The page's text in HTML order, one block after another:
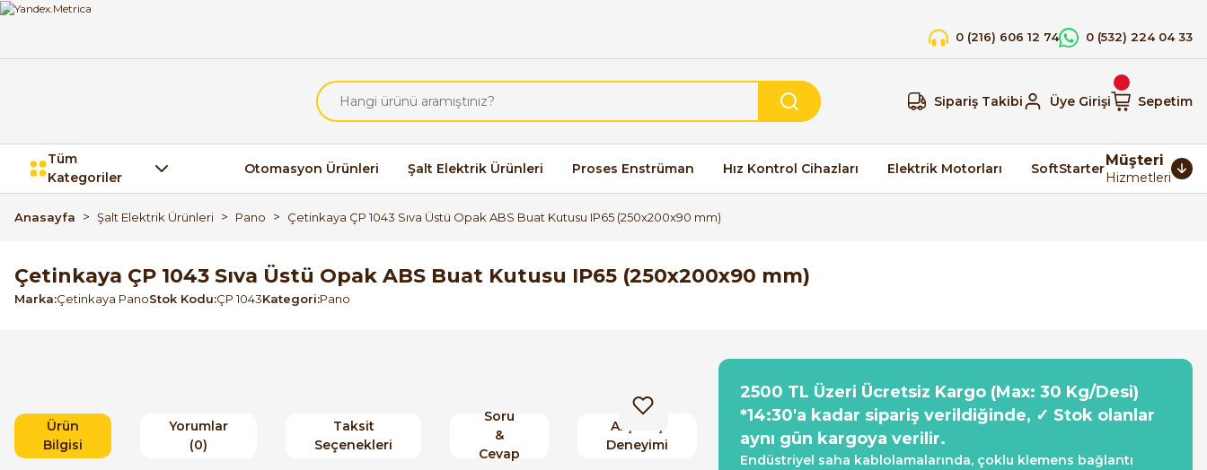
0 (216) 606 12 74 0 (532) 224 04 33
Sipariş Takibi Üye Girişi Sepetim
Tüm
Kategoriler
Otomasyon Ürünleri Şalt Elektrik Ürünleri Proses Enstrüman Hız Kontrol Cihazları Elektrik Motorları SoftStarterMüşteri
Hizmetleri
Anasayfa Şalt Elektrik Ürünleri Pano Çetinkaya ÇP 1043 Sıva Üstü Opak ABS Buat Kutusu IP65 (250x200x90 mm)
Çetinkaya ÇP 1043 Sıva Üstü Opak ABS Buat Kutusu IP65 (250x200x90 mm)
Marka Çetinkaya PanoStok Kodu ÇP 1043Kategori Pano
Ürün
Bilgisi
Yorumlar
(0)
Taksit
Seçenekleri
Soru
&
Cevap
Alışveriş
Deneyimi
2500 TL Üzeri Ücretsiz Kargo (Max: 30 Kg/Desi)
*14:30'a kadar sipariş verildiğinde, ✓ Stok olanlar
aynı gün kargoya verilir.
Endüstriyel saha kablolamalarında, çoklu klemens bağlantı